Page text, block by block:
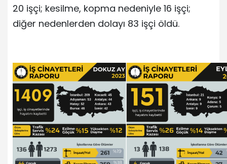
20 işçi; kesilme, kopma nedeniyle 16 işçi;
diğer nedenlerden dolayı 83 işçi öldü.